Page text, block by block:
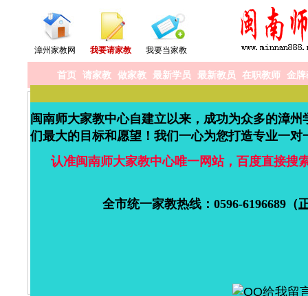
漳州家教网 我要请家教 我要当家教
首页 请家教 做家教 最新学员 最新教员 在职教师 金牌
闽南师大家教中心自建立以来，成功为众多的漳
们最大的目标和愿望！我们一心为您打造专业一
认准闽南师大家教中心唯一网站，百度直接搜
全市统一家教热线：0596-6196689（